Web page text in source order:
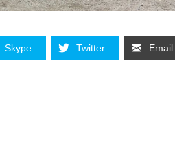
Skype Twitter Email